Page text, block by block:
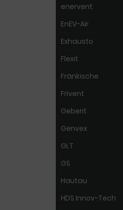
enervent
EnEV-Air
Exhausto
Flexit
Fränkische
Frivent
Geberit
Genvex
GLT
GS
Hautau
HDS Innov-Tech